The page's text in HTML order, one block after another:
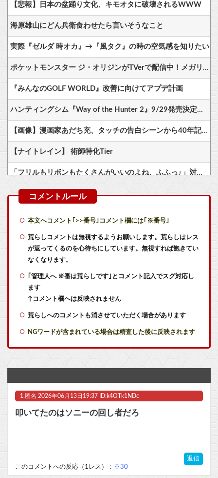
【悲報】日本の盆踊り文化、キモオタに破壊されるWWW
海原雄山にどん兵衛食わせたら言いそうなこと
実際『ゼルダ 時オカ』→『風タク』の時の空気感を知りたい
ポケットモンスター ジ・オリジンがTVerで配信中！メガリザードンXが初お披露目された作品
『みんなのGOLF WORLD』改善に向けてアプデ計画
ハンティングシム『Way of the Hunter 2』9/29発売決定＆PSStoreでプレオーダー可能に—デラックス版は24時間早期アクセス、前作購入者は10％割引も
【画像】漫画家あだち充、タッチの告白シーンから40年記念で自分自身が浅倉南になりきり投稿
【ナイトレイン】 術師特化Tier
「フリルもリボンもたくさんがいいのよね、ふふっ♪」対魔忍RPG・新イベント『バニーとヨミハラクライシス』
Switch2版『モンハンワイルズ』の動作環境が判明！
【艦これ】てーいとーくさんっ♪ 他
【艦これ】競泳水着いんのかよ
【艦これ】ひみつの通り道 他
実際『ゼルダ 時オカ』→『風タク』の時の空気感を知りたい
『みんなのGOLF WORLD』改善に向けてアプデ計画
カプコン「『モンハンワイルズ』販売は“改善傾向”―中長期でワールド超え目指す」
本文へコメント｢>>番号｣コメント欄には｢※番号｣
荒らしコメントは無視するようお願いします。荒らしはレス
が返ってくるのを心待ちにしています。無視すれば飽きてい
なくなります。
｢管理人へ ※番は荒らしです｣とコメント記入でスグ対応し
ます
↑コメント欄へは反映されません
荒らしへのコメントも消させていただく場合があります
NGワードが含まれている場合は精査した後に反映されます
1. 匿名 2026年06月13日19:37 ID:k4OTk1NDc
叩いてたのはソニーの回し者だろ
返信
このコメントへの反応（1レス）： ※30